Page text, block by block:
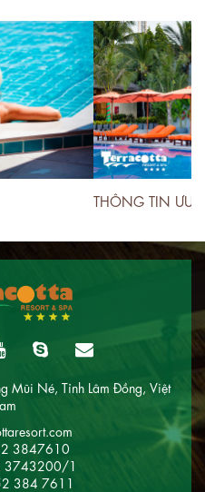
Mũi Né, Tỉnh Lâm Đồng, Việt
3847610
3743200/1
384 7611